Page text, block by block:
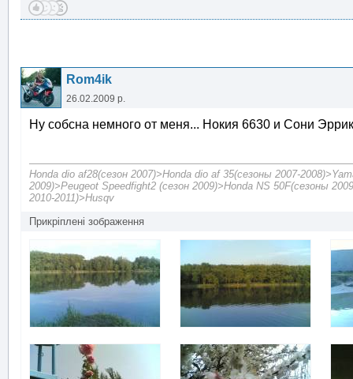
Rom4ik
26.02.2009 р.
Ну собсна немного от меня... Нокия 6630 и Сони
Honda dio af28(сезон 2007)>Honda dio af 35(сезоны 2007-
2009)>Peugeot Speedfight2 (сезон 2009)>Honda NS 50F(сезоны
2010-2011)>Husqv
Прикріплені зображення